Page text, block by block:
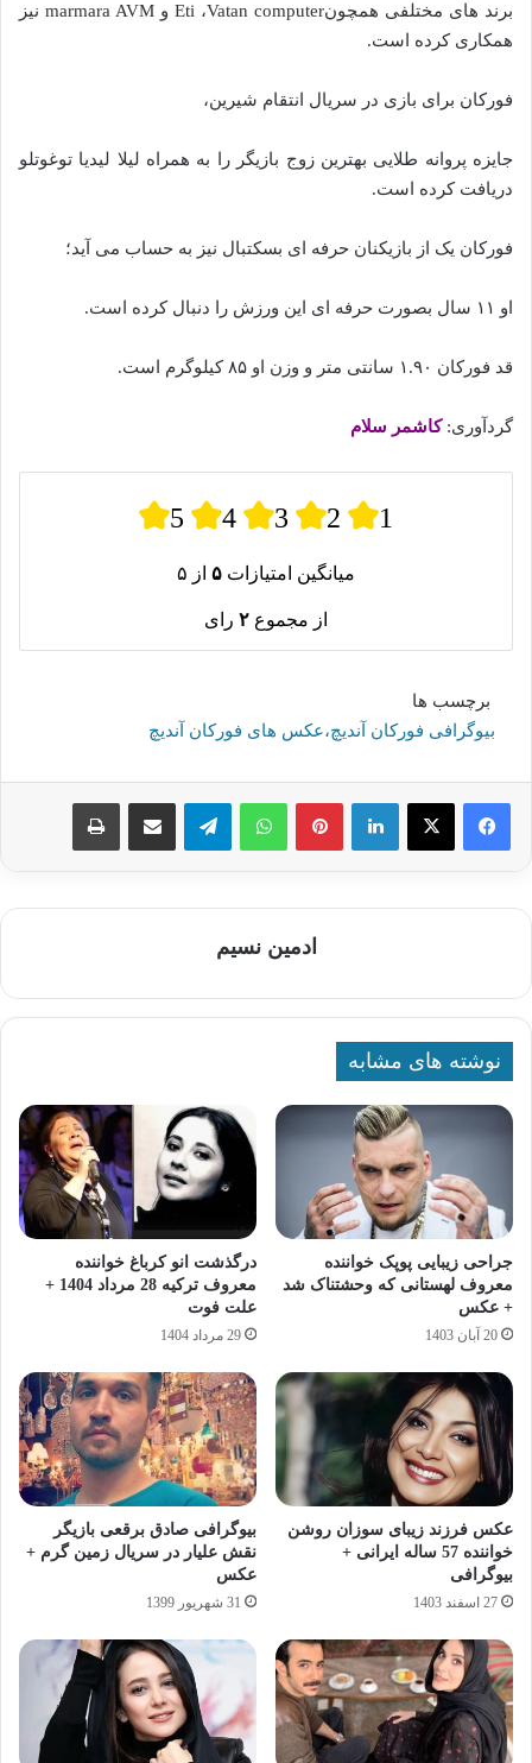
برند های مختلفی همچونEti ،Vatan computer و marmara AVM نیز
همکاری کرده است.
فورکان برای بازی در سریال انتقام شیرین،
جایزه پروانه طلایی بهترین زوج بازیگر را به همراه لیلا لیدیا توغوتلو
دریافت کرده است.
فورکان یک از بازیکنان حرفه ای بسکتبال نیز به حساب می آید؛
او ۱۱ سال بصورت حرفه ای این ورزش را دنبال کرده است.
قد فورکان ۱.۹۰ سانتی متر و وزن او ۸۵ کیلوگرم است.
گردآوری:کاشمر سلام
5 4 3 2 1
میانگین امتیازات ۵ از ۵
از مجموع ۲ رای
برچسب ها
بیوگرافی فورکان آندیچ،عکس های فورکان آندیچ
لینکدین پینترستواتس آپ تلگرام اشتراک گذاری از طریق ایمیل چاپ
ادمین نسیم
نوشته های مشابه
جراحی زیبایی پوپک خواننده
معروف لهستانی که وحشتناک شد
+ عکس
20 آبان 1403
درگذشت انو کرباغ خواننده
معروف ترکیه 28 مرداد 1404 +
علت فوت
29 مرداد 1404
عکس فرزند زیبای سوزان روشن
خواننده 57 ساله ایرانی +
بیوگرافی
27 اسفند 1403
بیوگرافی صادق برقعی بازیگر
نقش علیار در سریال زمین گرم +
عکس
31 شهریور 1399